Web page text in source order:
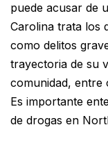
puede acusar de
Carolina trata los
como delitos
trayectoria de su
comunidad, entre
Es importante
de drogas en